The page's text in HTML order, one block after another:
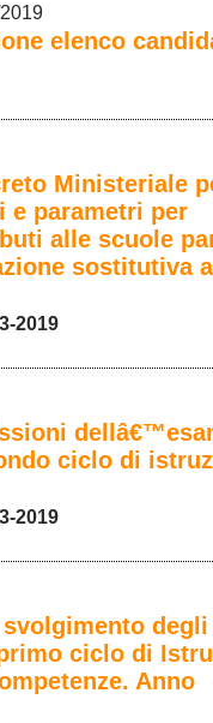
elenco
Ministeriale
e parametri per
alle scuole
sostitutiva
2019
ciclo di
2019
degli
ciclo di
Anno